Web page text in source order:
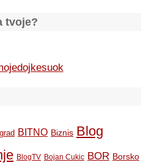
tvoje?
BITNO Biznis Blog
BlogTV Bojan Cukic BOR Borsko